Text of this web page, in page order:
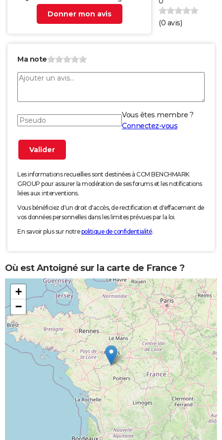
Donner mon avis
(0 avis)
Ma note
Vous êtes membre ?
Connectez-vous
Les informations recueillies sont destinées à CCM BENCHMARK
GROUP pour assurer la modération de ses forums et les notifications
liées aux interventions.
Vous bénéficiez d'un droit d'accès, de rectification et d'effacement de
vos données personnelles dans les limites prévues par la loi.
En savoir plus sur notrepolitique de confidentialité.
Où est Antoigné sur la carte de France ?
+
−